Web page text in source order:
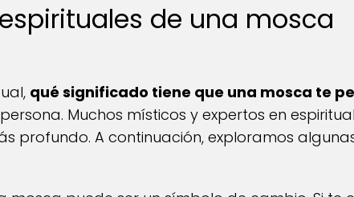
de una mosca
qué significado tiene que una mosca te
Muchos místicos y expertos en
profundo. A continuación, exploramos